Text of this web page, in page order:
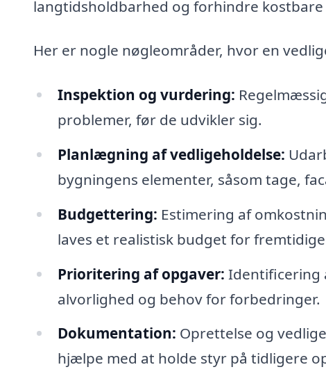
langtidsholdbarhed og forhindre
Her er nogle nøgleområder, hvor en
Inspektion og vurdering:
problemer, før de udvikler sig.
Planlægning af vedligeholdelse:
bygningens elementer, såsom tage,
Budgettering: Estimering af
laves et realistisk budget for
Prioritering af opgaver: Identificering
alvorlighed og behov for forbedringer.
Dokumentation: Oprettelse og
hjælpe med at holde styr på tidligere